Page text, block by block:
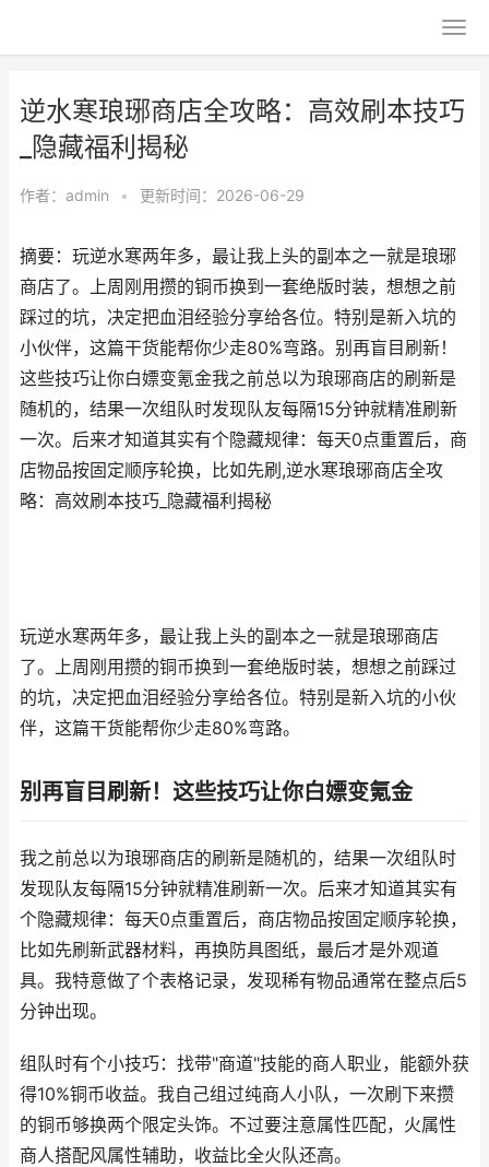
逆水寒琅琊商店全攻略：高效刷本技巧
_隐藏福利揭秘
作者： admin • 更新时间：2026-06-29
摘要：玩逆水寒两年多，最让我上头的副本之一就是琅琊
商店了。上周刚用攒的铜币换到一套绝版时装，想想之前
踩过的坑，决定把血泪经验分享给各位。特别是新入坑的
小伙伴，这篇干货能帮你少走80%弯路。别再盲目刷新！
这些技巧让你白嫖变氪金我之前总以为琅琊商店的刷新是
随机的，结果一次组队时发现队友每隔15分钟就精准刷新
一次。后来才知道其实有个隐藏规律：每天0点重置后，商
店物品按固定顺序轮换，比如先刷,逆水寒琅琊商店全攻
略：高效刷本技巧_隐藏福利揭秘
玩逆水寒两年多，最让我上头的副本之一就是琅琊商店
了。上周刚用攒的铜币换到一套绝版时装，想想之前踩过
的坑，决定把血泪经验分享给各位。特别是新入坑的小伙
伴，这篇干货能帮你少走80%弯路。
别再盲目刷新！这些技巧让你白嫖变氪金
我之前总以为琅琊商店的刷新是随机的，结果一次组队时
发现队友每隔15分钟就精准刷新一次。后来才知道其实有
个隐藏规律：每天0点重置后，商店物品按固定顺序轮换，
比如先刷新武器材料，再换防具图纸，最后才是外观道
具。我特意做了个表格记录，发现稀有物品通常在整点后5
分钟出现。
组队时有个小技巧：找带"商道"技能的商人职业，能额外获
得10%铜币收益。我自己组过纯商人小队，一次刷下来攒
的铜币够换两个限定头饰。不过要注意属性匹配，火属性
商人搭配风属性辅助，收益比全火队还高。